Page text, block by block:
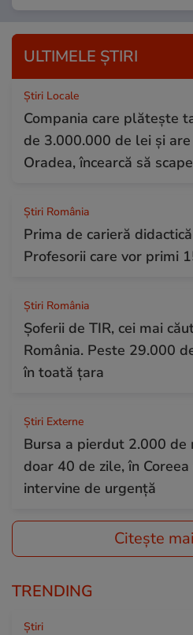
ULTIMELE ȘTIRI
Știri Locale
Compania care plătește
de 3.000.000 de lei și
Oradea, încearcă să
Știri România
Prima de carieră
Profesorii care vor primi
Știri România
Șoferii de TIR, cei mai
România. Peste 29.000
în toată țara
Știri Externe
Bursa a pierdut 2.000
doar 40 de zile, în
intervine de urgență
Citește
TRENDING
Ştiri